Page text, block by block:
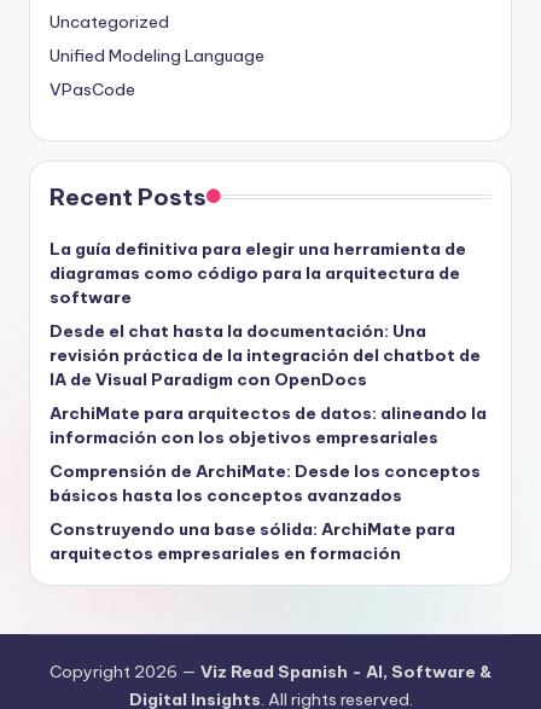
Uncategorized
Unified Modeling Language
VPasCode
Recent Posts
La guía definitiva para elegir una herramienta de
diagramas como código para la arquitectura de
software
Desde el chat hasta la documentación: Una
revisión práctica de la integración del chatbot de
IA de Visual Paradigm con OpenDocs
ArchiMate para arquitectos de datos: alineando la
información con los objetivos empresariales
Comprensión de ArchiMate: Desde los conceptos
básicos hasta los conceptos avanzados
Construyendo una base sólida: ArchiMate para
arquitectos empresariales en formación
Copyright 2026 — Viz Read Spanish - AI, Software &
Digital Insights. All rights reserved.